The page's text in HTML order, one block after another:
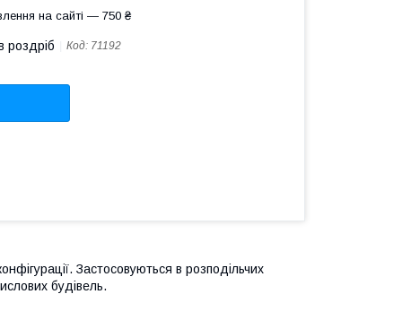
на сайті — 750 ₴
роздріб Код: 71192
Застосовуються в розподільчих
будівель.